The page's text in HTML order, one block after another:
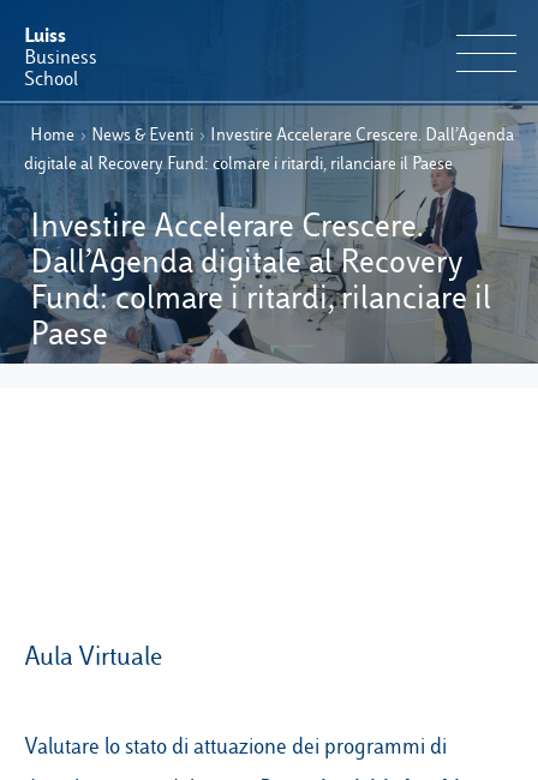
Luiss
Business
School
IT EN
Offerta Formativa
Perché Luiss Business School
Faculty & Ricerca
News & Eventi
Campus & Hub:
Milano
Home › News & Eventi › Investire Accelerare Crescere. Dall’Agenda
digitale al Recovery Fund: colmare i ritardi, rilanciare il Paese
Investire Accelerare Crescere.
Dall’Agenda digitale al Recovery
Fund: colmare i ritardi, rilanciare il
Paese
Aula Virtuale
Valutare lo stato di attuazione dei programmi di